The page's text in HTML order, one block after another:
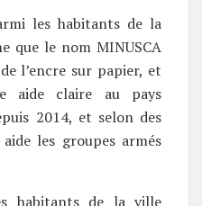
les habitants de la
que le nom MINUSCA
l’encre sur papier, et
aide claire au pays
2014, et selon des
les groupes armés
habitants de la ville